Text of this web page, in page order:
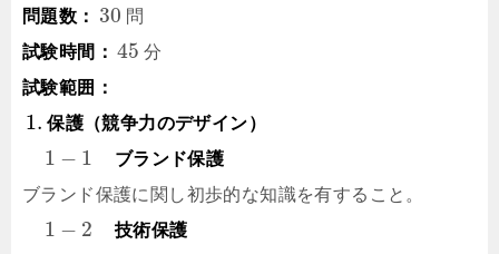
問題数：
30 問
試験時間： 45 分
試験範囲：
1. 保護（競争力のデザイン）
1 − 1
ブランド保護
ブランド保護に関し初歩的な知識を有すること。
1 − 2
技術保護